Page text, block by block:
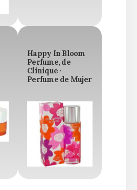
Happy In Bloom
Perfume, de
Clinique ·
Perfume de Mujer